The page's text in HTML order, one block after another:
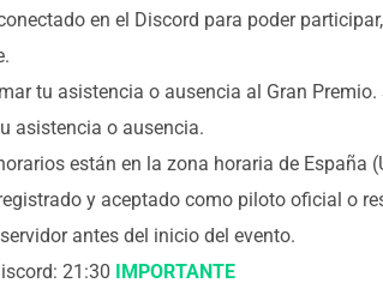
en el Discord para poder
tu asistencia o ausencia al Gran
asistencia o ausencia.
están en la zona horaria de España
y aceptado como piloto oficial o
antes del inicio del evento.
21:30 IMPORTANTE